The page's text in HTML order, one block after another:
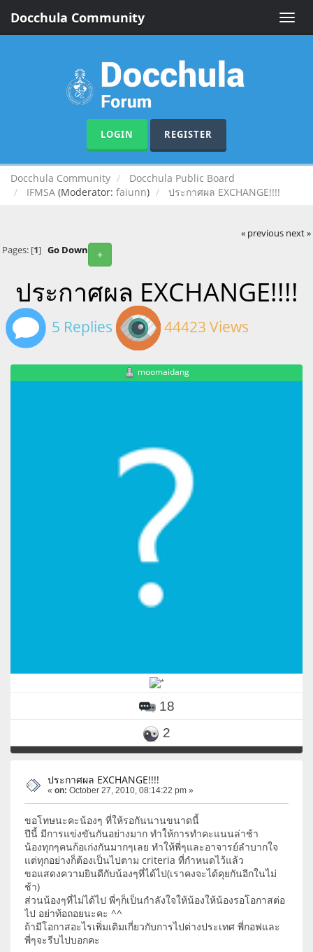
Toggle
Docchula Community
LOGIN REGISTER
Docchula Community
Docchula Public Board
IFMSA (Moderator: faiunn) ประกาศผล EXCHANGE!!!!
« previous next »
+
Pages: [1] Go Down
ประกาศผล EXCHANGE!!!!
5 Replies 44423 Views
moomaidang
18
2
ประกาศผล EXCHANGE!!!!
« on: October 27, 2010, 08:14:22 pm »
ขอโทษนะคะน้องๆ ที่ให้รอกันนานขนาดนี้
ปีนี้ มีการแข่งขันกันอย่างมาก ทำให้การทำคะแนนล่าช้า
น้องทุกๆคนก้อเก่งกันมากๆเลย ทำให้พี่ๆและอาจารย์ลำบากใจ
แต่ทุกอย่างก็ต้องเป็นไปตาม criteria ที่กำหนดไว้แล้ว
ขอแสดงความยินดีกับน้องๆที่ได้ไป(เราคงจะได้คุยกันอีกในไม่
ช้า)
ส่วนน้องๆที่ไม่ได้ไป พี่ๆก็เป็นกำลังใจให้น้องให้น้องรอโอกาสต่อ
ไป อย่าท้อถอยนะคะ ^^
ถ้ามีโอกาสอะไรเพิ่มเติมเกี่ยวกับการไปต่างประเทศ พี่กอฟและ
พี่ๆจะรีบไปบอกคะ